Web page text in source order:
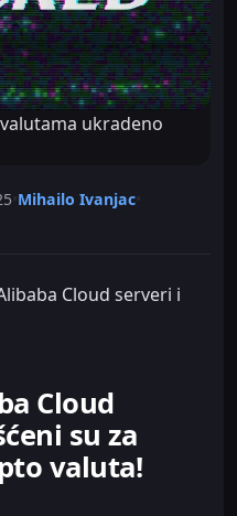
ukradeno
Mihailo Ivanjac
Cloud serveri i
Cloud
su za
valuta!